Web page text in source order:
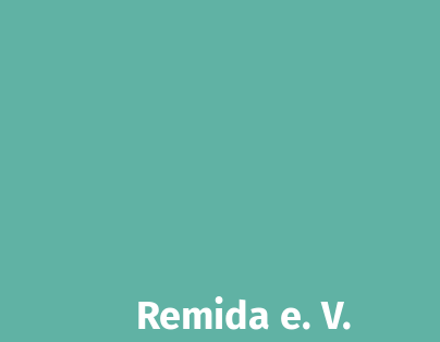
Remida e. V.